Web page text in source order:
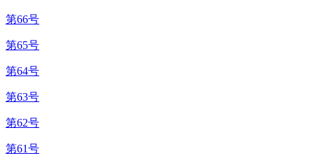
第66号
第65号
第64号
第63号
第62号
第61号